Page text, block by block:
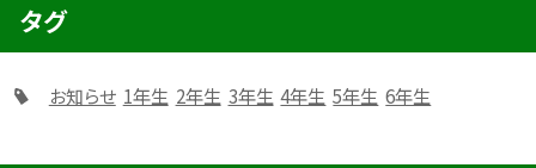
タグ
お知らせ 1年生 2年生 3年生 4年生 5年生 6年生